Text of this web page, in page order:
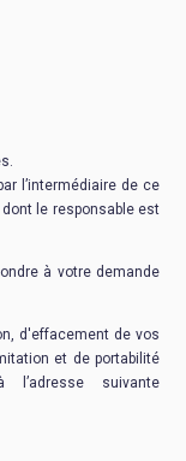
l’intermédiaire de ce
le responsable est
à votre demande
d'effacement de vos
et de portabilité
suivante